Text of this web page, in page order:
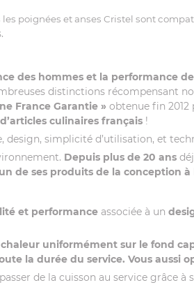
les poignées et anses Cristel sont
des hommes et la performance
distinctions récompensant
France Garantie » obtenue fin
d’articles culinaires français !
simplicité d’utilisation, et
Depuis plus de 20 ans
de ses produits de la conception à
et performance associée à un
uniformément sur le fond
la durée du service. Vous aussi
de la cuisson au service grâce à